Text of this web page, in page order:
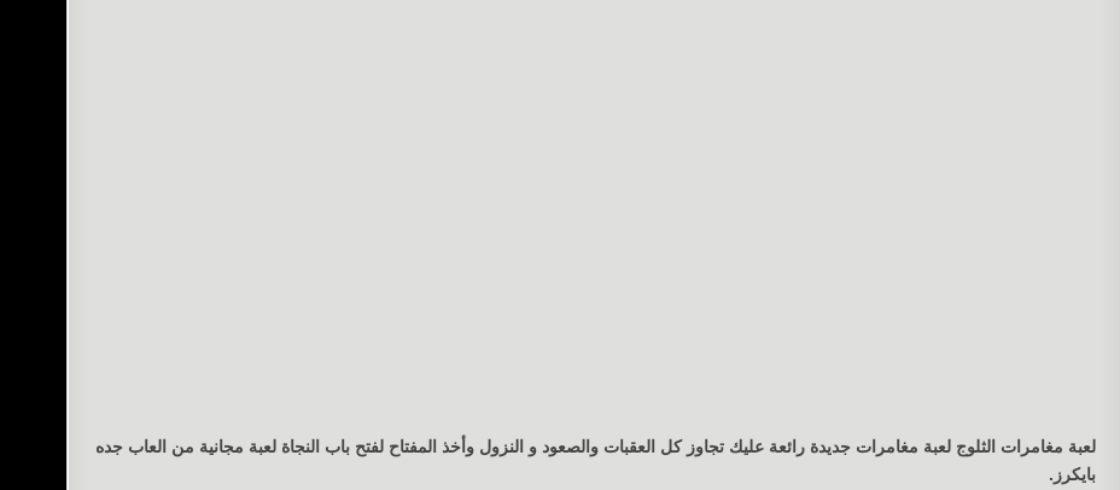
لعبة مغامرات الثلوج لعبة مغامرات جديدة رائعة عليك تجاوز كل العقبات والصعود و النزول وأخذ المفتاح لفتح باب النجاة لعبة مجانية من العاب جده
بايكرز.